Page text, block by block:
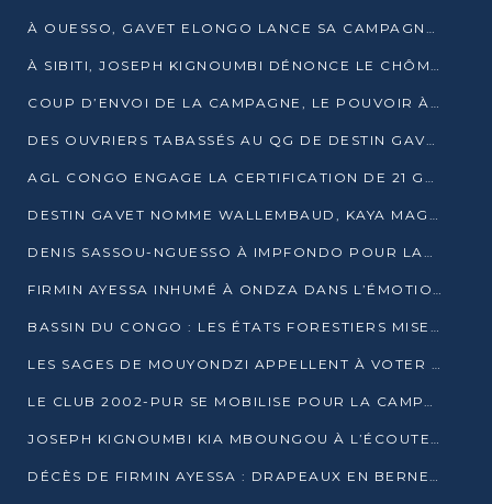
À OUESSO, GAVET ELONGO LANCE SA CAMPAGNE SOUS LE SIGNE DU RENOUVEAU
À SIBITI, JOSEPH KIGNOUMBI DÉNONCE LE CHÔMAGE ET LES DÉFAILLANCES DE L’ÉTAT
COUP D’ENVOI DE LA CAMPAGNE, LE POUVOIR À POINTE-NOIRE, L’OPPOSITION À OUESSO ET SIBITI
DES OUVRIERS TABASSÉS AU QG DE DESTIN GAVET À 24 HEURES DE L’OUVERTURE DE LA CAMPAGNE
AGL CONGO ENGAGE LA CERTIFICATION DE 21 GRUTIERS AUX NORMES INTERNATIONALES
DESTIN GAVET NOMME WALLEMBAUD, KAYA MAGANE, BOUDZIKA ET MBOUSSA-ELLAH AUX COMMANDES DE SA CAMPAGNE
DENIS SASSOU-NGUESSO À IMPFONDO POUR LANCER LE CORRIDOR 13
FIRMIN AYESSA INHUMÉ À ONDZA DANS L’ÉMOTION ET LE RECUEILLEMENT
BASSIN DU CONGO : LES ÉTATS FORESTIERS MISENT SUR LES MARCHÉS CARBONE
LES SAGES DE MOUYONDZI APPELLENT À VOTER DENIS SASSOU-NGUESSO
LE CLUB 2002-PUR SE MOBILISE POUR LA CAMPAGNE
JOSEPH KIGNOUMBI KIA MBOUNGOU À L’ÉCOUTE DE TALANGAÏ
DÉCÈS DE FIRMIN AYESSA : DRAPEAUX EN BERNE LUNDI